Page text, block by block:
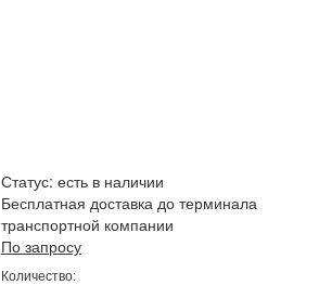
Статус: есть в наличии
Бесплатная доставка до терминала
транспортной компании
По запросу
Количество: